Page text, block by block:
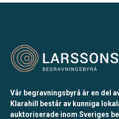
Vår begravningsbyrå är en del
Klarahill består av kunniga
auktoriserade inom Sveriges